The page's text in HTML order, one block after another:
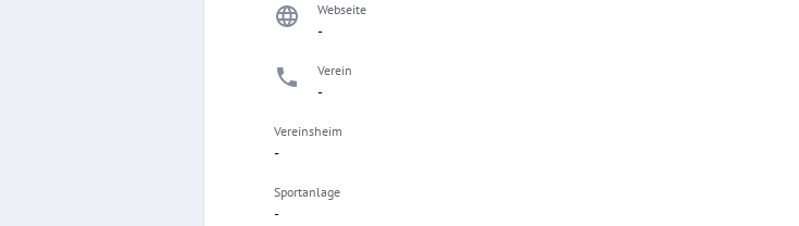
Webseite
-
Verein
-
Vereinsheim
-
Sportanlage
-